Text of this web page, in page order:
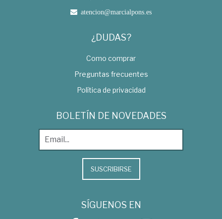
atencion@marcialpons.es
¿DUDAS?
Como comprar
Preguntas frecuentes
Política de privacidad
BOLETÍN DE NOVEDADES
SUSCRIBIRSE
SÍGUENOS EN